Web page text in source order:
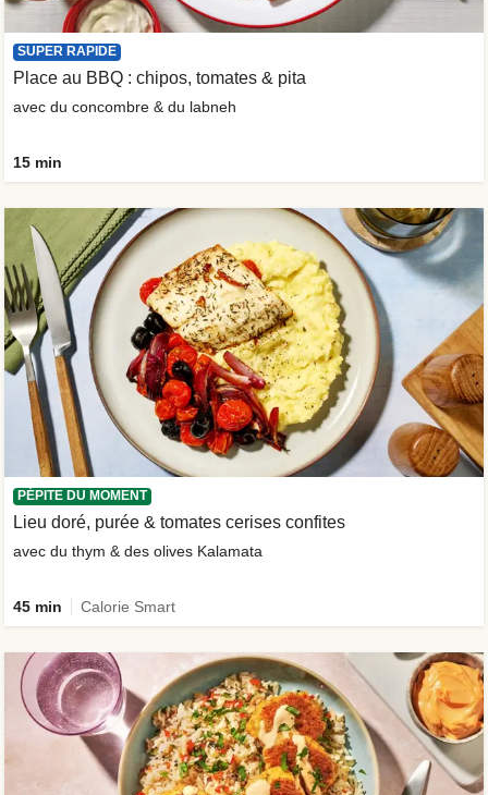
SUPER RAPIDE
Place au BBQ : chipos, tomates & pita
avec du concombre & du labneh
15 min
PÉPITE DU MOMENT
Lieu doré, purée & tomates cerises confites
avec du thym & des olives Kalamata
45 min Calorie Smart